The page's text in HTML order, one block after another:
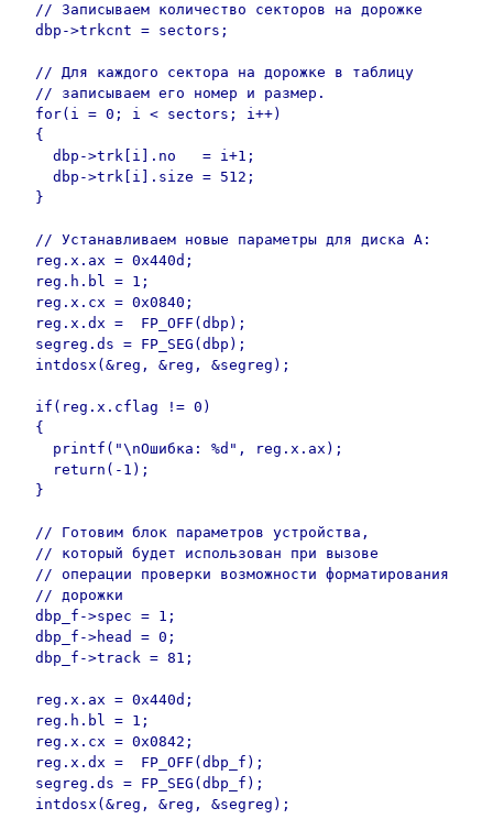
  // Записываем количество секторов на дорожке
  dbp->trkcnt = sectors;
  // Для каждого сектора на дорожке в таблицу
  // записываем его номер и размер.
  for(i = 0; i < sectors; i++)
  {
    dbp->trk[i].no   = i+1;
    dbp->trk[i].size = 512;
  }
  // Устанавливаем новые параметры для диска А:
  reg.x.ax = 0x440d;
  reg.h.bl = 1;
  reg.x.cx = 0x0840;
  reg.x.dx =  FP_OFF(dbp);
  segreg.ds = FP_SEG(dbp);
  intdosx(&reg, &reg, &segreg);
  if(reg.x.cflag != 0)
  {
    printf("\nОшибка: %d", reg.x.ax);
    return(-1);
  }
  // Готовим блок параметров устройства,
  // который будет использован при вызове
  // операции проверки возможности форматирования
  // дорожки
  dbp_f->spec = 1;
  dbp_f->head = 0;
  dbp_f->track = 81;
  reg.x.ax = 0x440d;
  reg.h.bl = 1;
  reg.x.cx = 0x0842;
  reg.x.dx =  FP_OFF(dbp_f);
  segreg.ds = FP_SEG(dbp_f);
  intdosx(&reg, &reg, &segreg);